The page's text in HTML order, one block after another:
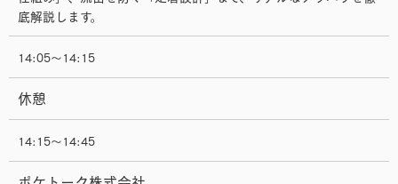
底解説します。
14:05～14:15
休憩
14:15～14:45